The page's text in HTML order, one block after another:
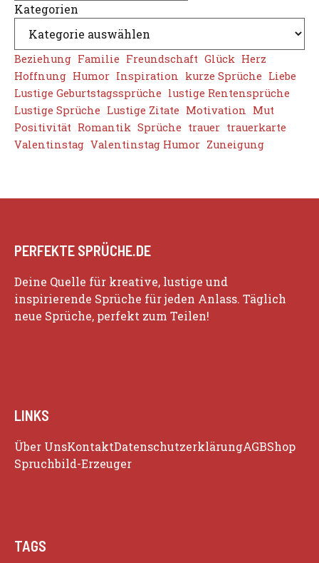
Kategorien
Beziehung Familie Freundschaft Glück Herz
Hoffnung Humor Inspiration kurze Sprüche Liebe
Lustige Geburtstagssprüche lustige Rentensprüche
Lustige Sprüche Lustige Zitate Motivation Mut
Positivität Romantik Sprüche trauer trauerkarte
Valentinstag Valentinstag Humor Zuneigung
PERFEKTE SPRÜCHE.DE
Deine Quelle für kreative, lustige und
inspirierende Sprüche für jeden Anlass. Täglich
neue Sprüche, perfekt zum Teilen!
LINKS
Über UnsKontaktDatenschutzerklärungAGBShop
Spruchbild-Erzeuger
TAGS